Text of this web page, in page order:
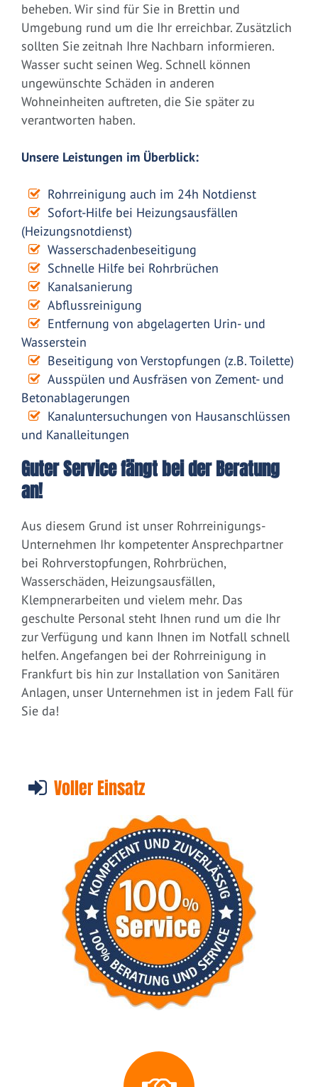
beheben. Wir sind für Sie in Brettin und
Umgebung rund um die Ihr erreichbar. Zusätzlich
sollten Sie zeitnah Ihre Nachbarn informieren.
Wasser sucht seinen Weg. Schnell können
ungewünschte Schäden in anderen
Wohneinheiten auftreten, die Sie später zu
verantworten haben.
Unsere Leistungen im Überblick:
Rohrreinigung auch im 24h Notdienst
Sofort-Hilfe bei Heizungsausfällen
(Heizungsnotdienst)
Wasserschadenbeseitigung
Schnelle Hilfe bei Rohrbrüchen
Kanalsanierung
Abflussreinigung
Entfernung von abgelagerten Urin- und
Wasserstein
Beseitigung von Verstopfungen (z.B. Toilette)
Ausspülen und Ausfräsen von Zement- und
Betonablagerungen
Kanaluntersuchungen von Hausanschlüssen
und Kanalleitungen
Guter Service fängt bei der Beratung
an!
Aus diesem Grund ist unser Rohrreinigungs-
Unternehmen Ihr kompetenter Ansprechpartner
bei Rohrverstopfungen, Rohrbrüchen,
Wasserschäden, Heizungsausfällen,
Klempnerarbeiten und vielem mehr. Das
geschulte Personal steht Ihnen rund um die Ihr
zur Verfügung und kann Ihnen im Notfall schnell
helfen. Angefangen bei der Rohrreinigung in
Frankfurt bis hin zur Installation von Sanitären
Anlagen, unser Unternehmen ist in jedem Fall für
Sie da!
Voller Einsatz